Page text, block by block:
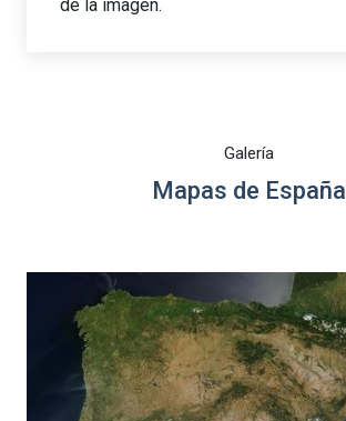
de la imagen.
Galería
Mapas de España